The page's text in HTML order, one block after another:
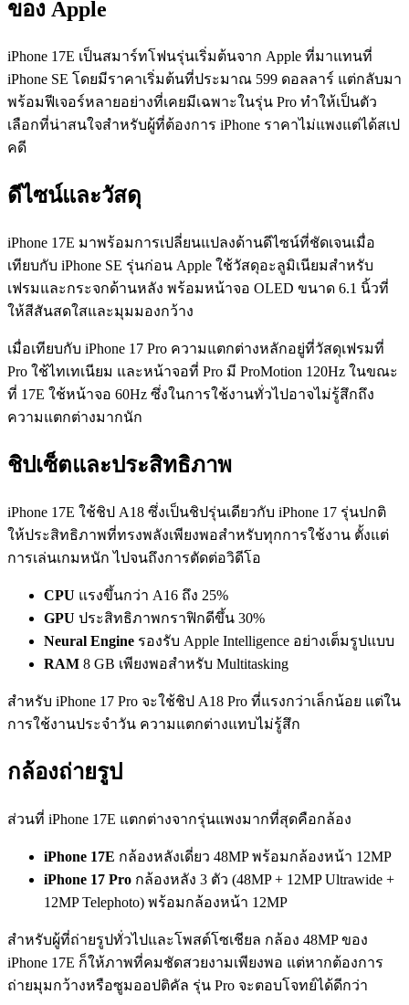
ของ Apple
iPhone 17E เป็นสมาร์ทโฟนรุ่นเริ่มต้นจาก Apple ที่มาแทนที่
iPhone SE โดยมีราคาเริ่มต้นที่ประมาณ 599 ดอลลาร์ แต่กลับมา
พร้อมฟีเจอร์หลายอย่างที่เคยมีเฉพาะในรุ่น Pro ทำให้เป็นตัว
เลือกที่น่าสนใจสำหรับผู้ที่ต้องการ iPhone ราคาไม่แพงแต่ได้สเป
คดี
ดีไซน์และวัสดุ
iPhone 17E มาพร้อมการเปลี่ยนแปลงด้านดีไซน์ที่ชัดเจนเมื่อ
เทียบกับ iPhone SE รุ่นก่อน Apple ใช้วัสดุอะลูมิเนียมสำหรับ
เฟรมและกระจกด้านหลัง พร้อมหน้าจอ OLED ขนาด 6.1 นิ้วที่
ให้สีสันสดใสและมุมมองกว้าง
เมื่อเทียบกับ iPhone 17 Pro ความแตกต่างหลักอยู่ที่วัสดุเฟรมที่
Pro ใช้ไทเทเนียม และหน้าจอที่ Pro มี ProMotion 120Hz ในขณะ
ที่ 17E ใช้หน้าจอ 60Hz ซึ่งในการใช้งานทั่วไปอาจไม่รู้สึกถึง
ความแตกต่างมากนัก
ชิปเซ็ตและประสิทธิภาพ
iPhone 17E ใช้ชิป A18 ซึ่งเป็นชิปรุ่นเดียวกับ iPhone 17 รุ่นปกติ
ให้ประสิทธิภาพที่ทรงพลังเพียงพอสำหรับทุกการใช้งาน ตั้งแต่
การเล่นเกมหนัก ไปจนถึงการตัดต่อวิดีโอ
CPU แรงขึ้นกว่า A16 ถึง 25%
GPU ประสิทธิภาพกราฟิกดีขึ้น 30%
Neural Engine รองรับ Apple Intelligence อย่างเต็มรูปแบบ
RAM 8 GB เพียงพอสำหรับ Multitasking
สำหรับ iPhone 17 Pro จะใช้ชิป A18 Pro ที่แรงกว่าเล็กน้อย แต่ใน
การใช้งานประจำวัน ความแตกต่างแทบไม่รู้สึก
กล้องถ่ายรูป
ส่วนที่ iPhone 17E แตกต่างจากรุ่นแพงมากที่สุดคือกล้อง
iPhone 17E กล้องหลังเดี่ยว 48MP พร้อมกล้องหน้า 12MP
iPhone 17 Pro กล้องหลัง 3 ตัว (48MP + 12MP Ultrawide +
12MP Telephoto) พร้อมกล้องหน้า 12MP
สำหรับผู้ที่ถ่ายรูปทั่วไปและโพสต์โซเชียล กล้อง 48MP ของ
iPhone 17E ก็ให้ภาพที่คมชัดสวยงามเพียงพอ แต่หากต้องการ
ถ่ายมุมกว้างหรือซูมออปติคัล รุ่น Pro จะตอบโจทย์ได้ดีกว่า